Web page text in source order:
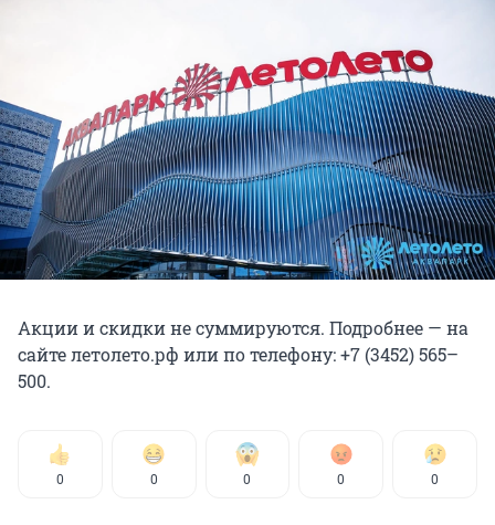
Акции и скидки не суммируются. Подробнее — на
сайте летолето.рф или по телефону: +7 (3452) 565–
500.
0 0 0 0 0